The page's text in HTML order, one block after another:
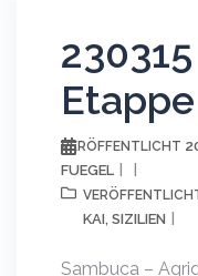
VERÖFFENTLICHT
FUEGEL
KAI, SIZILIEN
Sambuca –